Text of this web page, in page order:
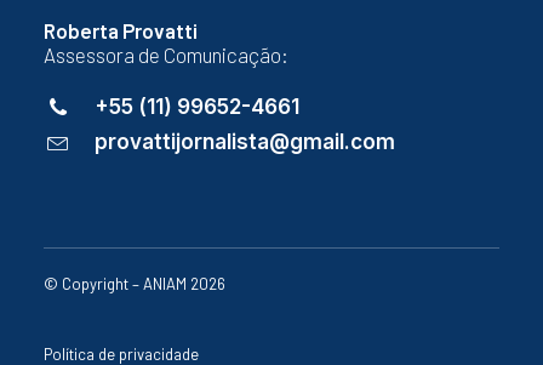
Roberta Provatti
Assessora de Comunicação:
+55 (11) 99652-4661
provattijornalista@gmail.com
© Copyright – ANIAM 2026
Política de privacidade